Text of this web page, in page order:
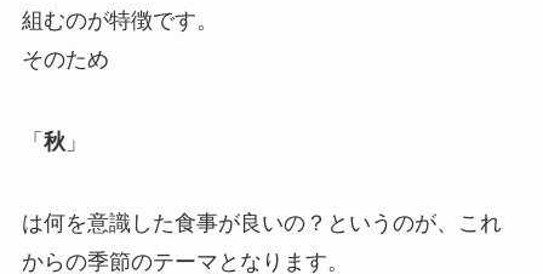
組むのが特徴です。
そのため
「 秋」
は何を意識した食事が良いの？というのが、これ
からの季節のテーマとなります。